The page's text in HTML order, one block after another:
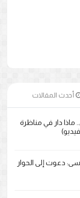
أحدث المقالات
ماذا دار في مناظرة
دعوت إلى الحوار